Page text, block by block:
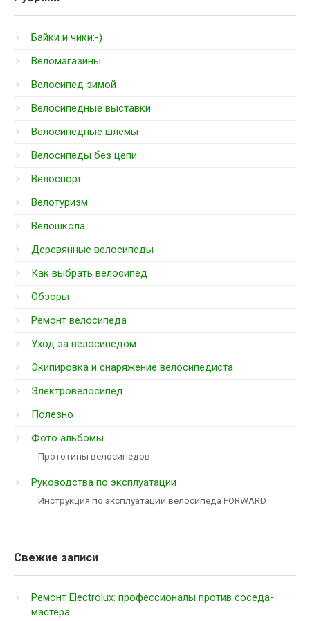
Байки и чики:-)
Веломагазины
Велосипед зимой
Велосипедные выставки
Велосипедные шлемы
Велосипеды без цепи
Велоспорт
Велотуризм
Велошкола
Деревянные велосипеды
Как выбрать велосипед
Обзоры
Ремонт велосипеда
Уход за велосипедом
Экипировка и снаряжение велосипедиста
Электровелосипед
Полезно
Фото альбомы
Прототипы велосипедов
Руководства по эксплуатации
Инструкция по эксплуатации велосипеда FORWARD
Свежие записи
Ремонт Electrolux: профессионалы против соседа-
мастера